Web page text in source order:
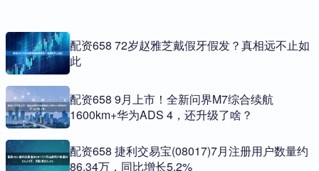
配资658 72岁赵雅芝戴假牙假发？真相远不止如
此
配资658 9月上市！全新问界M7综合续航
1600km+华为ADS 4，还升级了啥？
配资658 捷利交易宝(08017)7月注册用户数量约
86.34万，同比增长5.2%